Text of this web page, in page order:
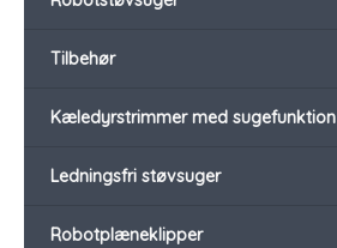
Tilbehør
Kæledyrstrimmer med sugefunktion
Ledningsfri støvsuger
Robotplæneklipper